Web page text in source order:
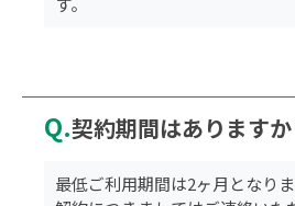
Q.契約期間はありますか
最低ご利用期間は2ヶ月となりま